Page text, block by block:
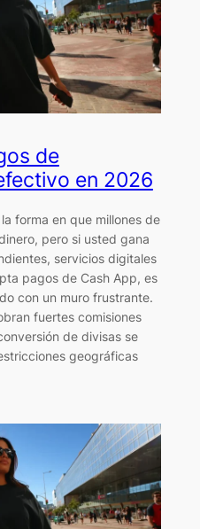
de
en 2026
forma en que millones de
pero si usted gana
servicios digitales
pagos de Cash App, es
con un muro frustrante.
fuertes comisiones
de divisas se
geográficas